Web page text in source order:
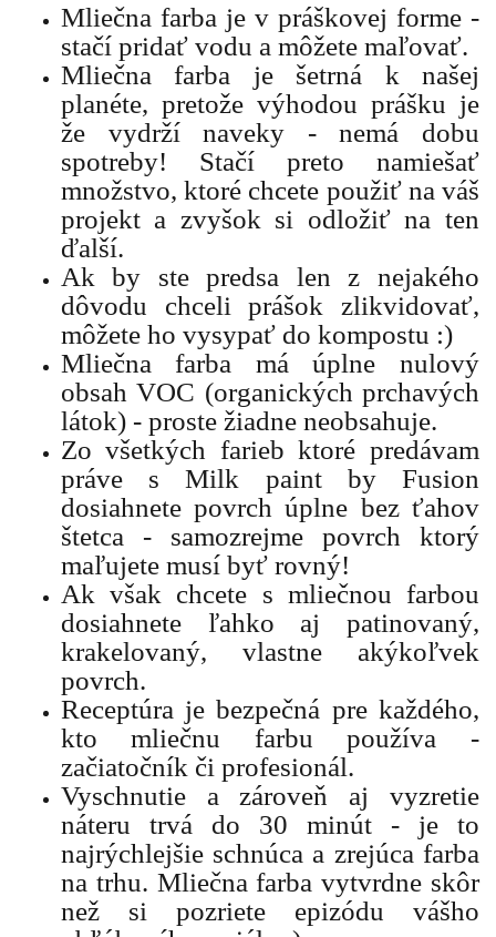
Mliečna farba je v práškovej forme -
stačí pridať vodu a môžete maľovať.
Mliečna farba je šetrná k našej
planéte, pretože výhodou prášku je
že vydrží naveky - nemá dobu
spotreby! Stačí preto namiešať
množstvo, ktoré chcete použiť na váš
projekt a zvyšok si odložiť na ten
ďalší.
Ak by ste predsa len z nejakého
dôvodu chceli prášok zlikvidovať,
môžete ho vysypať do kompostu :)
Mliečna farba má úplne nulový
obsah VOC (organických prchavých
látok) - proste žiadne neobsahuje.
Zo všetkých farieb ktoré predávam
práve s Milk paint by Fusion
dosiahnete povrch úplne bez ťahov
štetca - samozrejme povrch ktorý
maľujete musí byť rovný!
Ak však chcete s mliečnou farbou
dosiahnete ľahko aj patinovaný,
krakelovaný, vlastne akýkoľvek
povrch.
Receptúra je bezpečná pre každého,
kto mliečnu farbu používa -
začiatočník či profesionál.
Vyschnutie a zároveň aj vyzretie
náteru trvá do 30 minút - je to
najrýchlejšie schnúca a zrejúca farba
na trhu. Mliečna farba vytvrdne skôr
než si pozriete epizódu vášho